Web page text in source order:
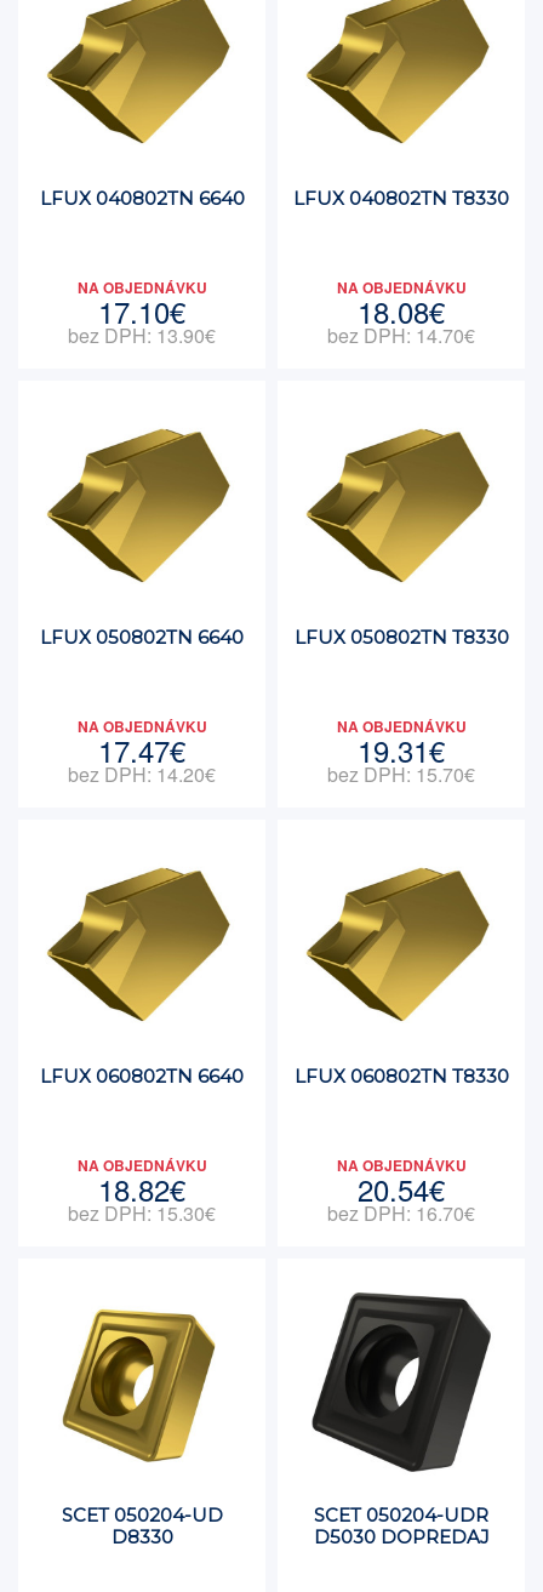
LFUX 040802TN 6640
NA OBJEDNÁVKU
17.10€
bez DPH: 13.90€
LFUX 040802TN T8330
NA OBJEDNÁVKU
18.08€
bez DPH: 14.70€
LFUX 050802TN 6640
NA OBJEDNÁVKU
17.47€
bez DPH: 14.20€
LFUX 050802TN T8330
NA OBJEDNÁVKU
19.31€
bez DPH: 15.70€
LFUX 060802TN 6640
NA OBJEDNÁVKU
18.82€
bez DPH: 15.30€
LFUX 060802TN T8330
NA OBJEDNÁVKU
20.54€
bez DPH: 16.70€
SCET 050204-UD
D8330
SCET 050204-UDR
D5030 DOPREDAJ